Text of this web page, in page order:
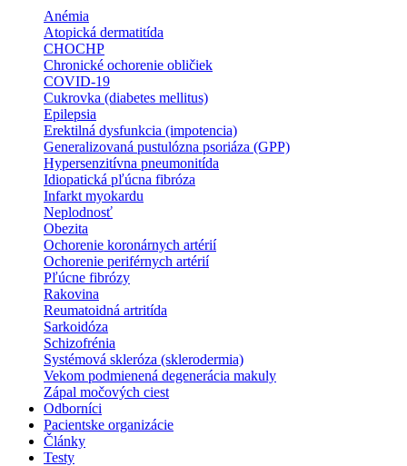
Anémia
Atopická dermatitída
CHOCHP
Chronické ochorenie obličiek
COVID-19
Cukrovka (diabetes mellitus)
Epilepsia
Erektilná dysfunkcia (impotencia)
Generalizovaná pustulózna psoriáza (GPP)
Hypersenzitívna pneumonitída
Idiopatická pľúcna fibróza
Infarkt myokardu
Neplodnosť
Obezita
Ochorenie koronárnych artérií
Ochorenie periférnych artérií
Pľúcne fibrózy
Rakovina
Reumatoidná artritída
Sarkoidóza
Schizofrénia
Systémová skleróza (sklerodermia)
Vekom podmienená degenerácia makuly
Zápal močových ciest
Odborníci
Pacientske organizácie
Články
Testy